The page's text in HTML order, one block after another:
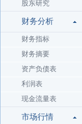
股东研究
财务分析
财务指标
财务摘要
资产负债表
利润表
现金流量表
市场行情